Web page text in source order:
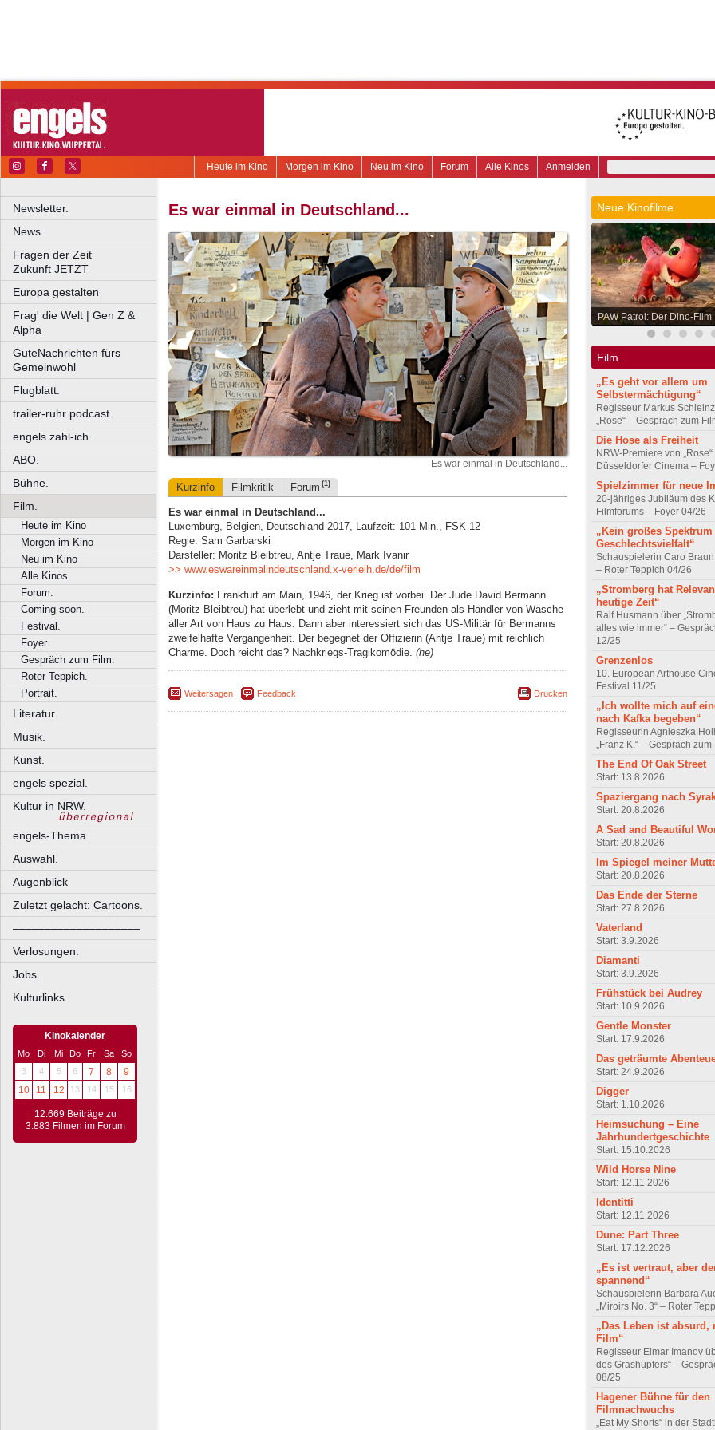
Anmelden
Alle Kinos
Forum
Neu im Kino
Morgen im Kino
Heute im Kino
Newsletter.
News.
Fragen der Zeit
Zukunft JETZT
Europa gestalten
Frag' die Welt | Gen Z &
Alpha
GuteNachrichten fürs
Gemeinwohl
Flugblatt.
trailer-ruhr podcast.
engels zahl-ich.
ABO.
Bühne.
Film.
Heute im Kino
Morgen im Kino
Neu im Kino
Alle Kinos.
Forum.
Coming soon.
Festival.
Foyer.
Gespräch zum Film.
Roter Teppich.
Portrait.
Literatur.
Musik.
Kunst.
engels spezial.
Kultur in NRW.
engels-Thema.
Auswahl.
Augenblick
Zuletzt gelacht: Cartoons.
––––––––––––––––––––
Verlosungen.
Jobs.
Kulturlinks.
Kinokalender
Mo Di Mi Do Fr Sa
So
3
4 5 6 7 8
9
10
11 12 13 14 15 16
12.669 Beiträge zu
3.883 Filmen im Forum
Es war einmal in Deutschland...
Es war einmal in Deutschland...
Kurzinfo Filmkritik Forum (1)
Es war einmal in Deutschland...
Luxemburg, Belgien, Deutschland 2017, Laufzeit: 101 Min., FSK 12
Regie: Sam Garbarski
Darsteller: Moritz Bleibtreu, Antje Traue, Mark Ivanir
>> www.eswareinmalindeutschland.x-verleih.de/de/film
Kurzinfo: Frankfurt am Main, 1946, der Krieg ist vorbei. Der Jude David Bermann
(Moritz Bleibtreu) hat überlebt und zieht mit seinen Freunden als Händler von Wäsche
aller Art von Haus zu Haus. Dann aber interessiert sich das US-Militär für Bermanns
zweifelhafte Vergangenheit. Der begegnet der Offizierin (Antje Traue) mit reichlich
Charme. Doch reicht das? Nachkriegs-Tragikomödie. (he)
Weitersagen Feedback Drucken
Neue Kinofilme
PAW Patrol: Der Dino-Film
Film.
„Es geht vor allem um
Selbstermächtigung“
Regisseur Markus
„Rose“ – Gespräch zum
Die Hose als Freiheit
NRW-Premiere von „Rose“
Düsseldorfer Cinema –
Spielzimmer für neue
20-jähriges Jubiläum des
Filmforums – Foyer 04/26
„Kein großes Spektrum
Geschlechtsvielfalt“
Schauspielerin Caro Braun
– Roter Teppich 04/26
„Stromberg hat
heutige Zeit“
Ralf Husmann über
alles wie immer“ –
12/25
Grenzenlos
10. European Arthouse
Festival 11/25
„Ich wollte mich auf
nach Kafka begeben“
Regisseurin Agnieszka
„Franz K.“ – Gespräch
The End Of Oak Street
Start: 13.8.2026
Spaziergang nach
Start: 20.8.2026
A Sad and Beautiful
Start: 20.8.2026
Im Spiegel meiner
Start: 20.8.2026
Das Ende der Sterne
Start: 27.8.2026
Vaterland
Start: 3.9.2026
Diamanti
Start: 3.9.2026
Frühstück bei Audrey
Start: 10.9.2026
Gentle Monster
Start: 17.9.2026
Das geträumte
Start: 24.9.2026
Digger
Start: 1.10.2026
Heimsuchung – Eine
Jahrhundertgeschichte
Start: 15.10.2026
Wild Horse Nine
Start: 12.11.2026
Identitti
Start: 12.11.2026
Dune: Part Three
Start: 17.12.2026
„Es ist vertraut, aber
spannend“
Schauspielerin Barbara
„Miroirs No. 3“ – Roter
„Das Leben ist absurd,
Film“
Regisseur Elmar Imanov
des Grashüpfers“ –
08/25
Hagener Bühne für den
Filmnachwuchs
„Eat My Shorts“ in der